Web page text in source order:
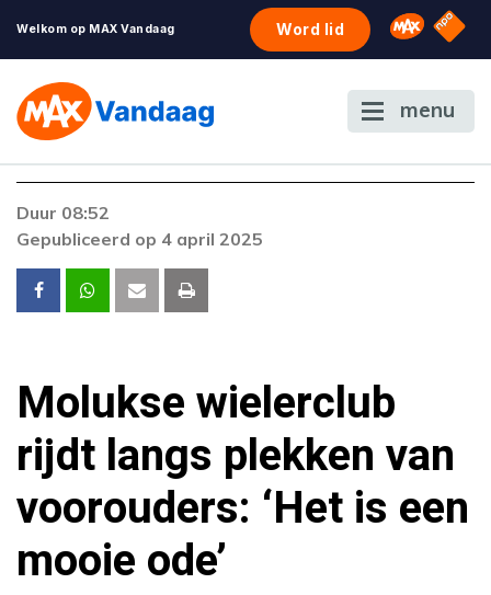
Welkom op MAX Vandaag Word lid Omroep
NPO
menu
Er is een licentie-fout opgetreden. Als het
contact op met onze klantenservice.
Duur 08:52
Gepubliceerd op 4 april 2025
Molukse wielerclub
rijdt langs plekken van
voorouders: ‘Het is een
mooie ode’